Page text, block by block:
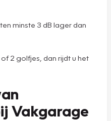
minste 3 dB lager dan
2 golfjes, dan rijdt u het
Vakgarage